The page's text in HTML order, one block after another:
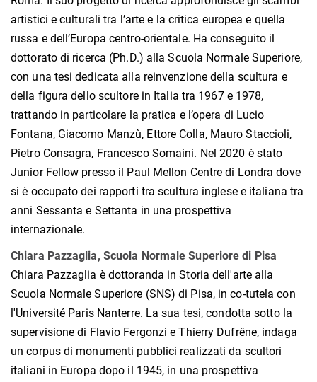
artistici e culturali tra l’arte e la critica europea e quella
russa e dell’Europa centro-orientale. Ha conseguito il
dottorato di ricerca (Ph.D.) alla Scuola Normale Superiore,
con una tesi dedicata alla reinvenzione della scultura e
della figura dello scultore in Italia tra 1967 e 1978,
trattando in particolare la pratica e l’opera di Lucio
Fontana, Giacomo Manzù, Ettore Colla, Mauro Staccioli,
Pietro Consagra, Francesco Somaini. Nel 2020 è stato
Junior Fellow presso il Paul Mellon Centre di Londra dove
si è occupato dei rapporti tra scultura inglese e italiana tra
anni Sessanta e Settanta in una prospettiva
internazionale.
Chiara Pazzaglia, Scuola Normale Superiore di Pisa
Chiara Pazzaglia è dottoranda in Storia dell'arte alla
Scuola Normale Superiore (SNS) di Pisa, in co-tutela con
l'Université Paris Nanterre. La sua tesi, condotta sotto la
supervisione di Flavio Fergonzi e Thierry Dufrêne, indaga
un corpus di monumenti pubblici realizzati da scultori
italiani in Europa dopo il 1945, in una prospettiva